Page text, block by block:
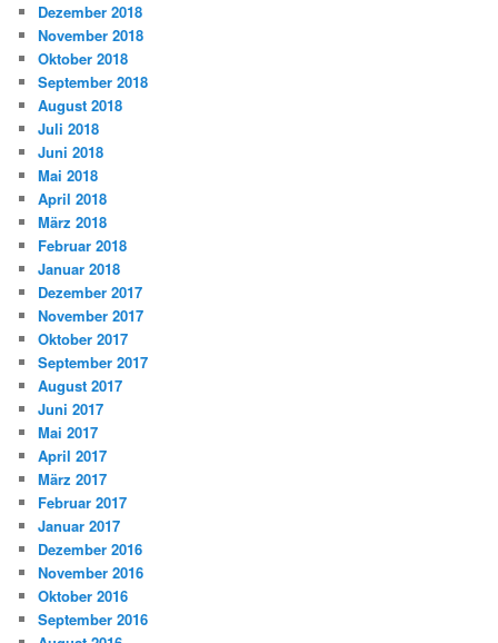
Dezember 2018
November 2018
Oktober 2018
September 2018
August 2018
Juli 2018
Juni 2018
Mai 2018
April 2018
März 2018
Februar 2018
Januar 2018
Dezember 2017
November 2017
Oktober 2017
September 2017
August 2017
Juni 2017
Mai 2017
April 2017
März 2017
Februar 2017
Januar 2017
Dezember 2016
November 2016
Oktober 2016
September 2016